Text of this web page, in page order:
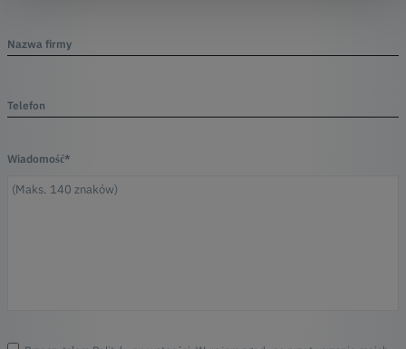
Nazwa firmy
Telefon
Wiadomość*